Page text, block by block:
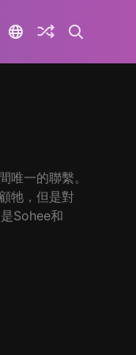
一的聯繫。
牠，但是對
Sohee和